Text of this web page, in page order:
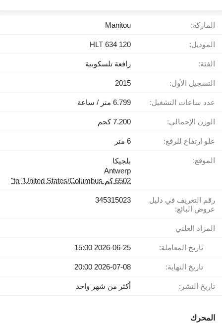
الماركة: Manitou
الموديل: HLT 634 120
الفئة: رافعة تلسكوبية
التسجيل الأول: 2015
عدد ساعات التشغيل: 6.799 متر / ساعة
الوزن الإجمالي: 7.200 كجم
علو ارتفاع للرفع: 6 متر
الموقع:
بلجيكا
Antwerp
6502 كم to "United States/Columbus"
رقم التعريف في دليل
عروض البائع:
345315023
المزاد العلني
تاريخ المعاملة: 2026-06-25 15:00
تاريخ النهاية: 2026-07-08 20:00
تاريخ النشر: أكثر من شهر واحد
المحرك